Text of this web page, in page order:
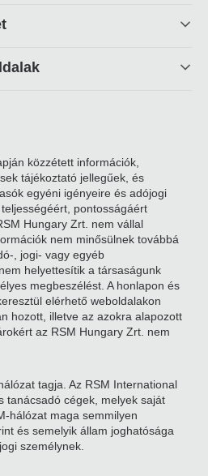
közzétett információk,
tájékoztató jellegűek, és
egyéni igényeire és adójogi
pontosságáért
Hungary Zrt. nem vállal
nem minősülnek továbbá
, jogi- vagy egyéb
helyettesítik a társaságunk
megbeszélést. A honlapon és
elérhető weboldalakon
hozott, illetve az azokra alapozott
az RSM Hungary Zrt. nem
tagja. Az RSM International
tanácsadó cégek, melyek saját
hálózat maga semmilyen
és semelyik állam joghatósága
személynek.